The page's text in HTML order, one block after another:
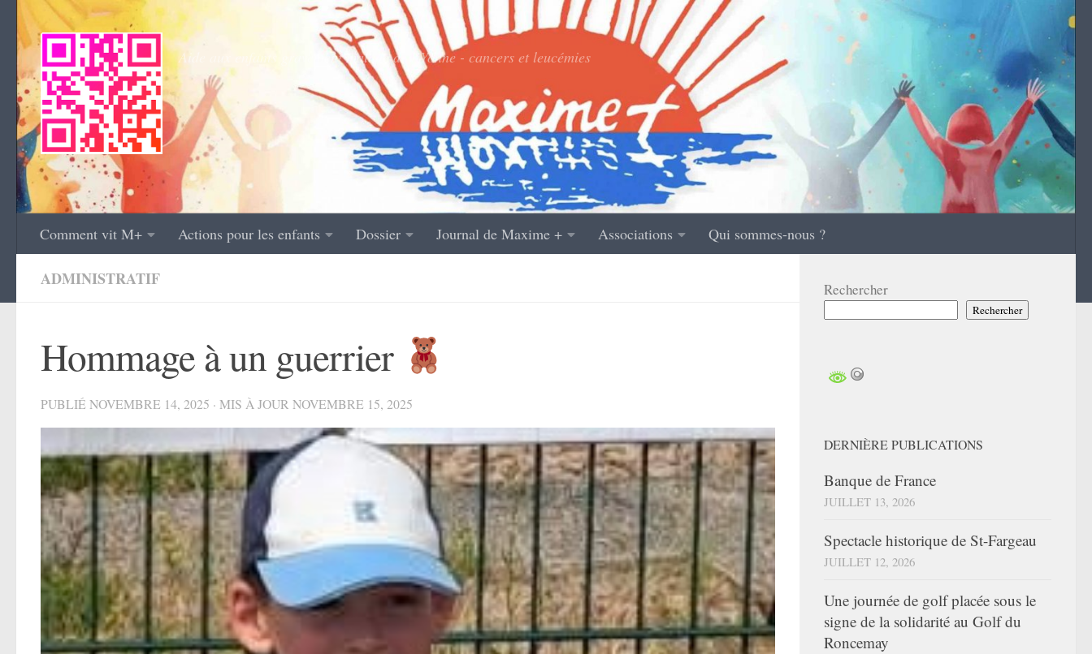
Skip to content
Aide aux enfants gravement malade de l’Yonne - cancers et leucémies
Comment vit M+ Actions pour les enfants Dossier Journal de Maxime + Associations Qui sommes-nous ?
ADMINISTRATIF
Hommage à un guerrier
PUBLIÉ NOVEMBRE 14, 2025 · MIS À JOUR NOVEMBRE 15, 2025
Rechercher
Rechercher
DERNIÈRE PUBLICATIONS
Banque de France
JUILLET 13, 2026
Spectacle historique de St-Fargeau
JUILLET 12, 2026
Une journée de golf placée sous le
signe de la solidarité au Golf du
Roncemay